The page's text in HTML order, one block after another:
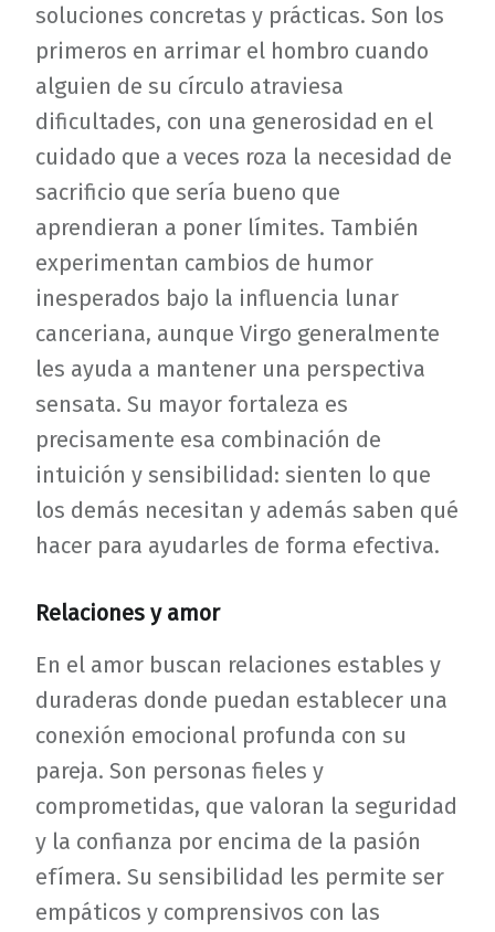
soluciones concretas y prácticas. Son los
primeros en arrimar el hombro cuando
alguien de su círculo atraviesa
dificultades, con una generosidad en el
cuidado que a veces roza la necesidad de
sacrificio que sería bueno que
aprendieran a poner límites. También
experimentan cambios de humor
inesperados bajo la influencia lunar
canceriana, aunque Virgo generalmente
les ayuda a mantener una perspectiva
sensata. Su mayor fortaleza es
precisamente esa combinación de
intuición y sensibilidad: sienten lo que
los demás necesitan y además saben qué
hacer para ayudarles de forma efectiva.
Relaciones y amor
En el amor buscan relaciones estables y
duraderas donde puedan establecer una
conexión emocional profunda con su
pareja. Son personas fieles y
comprometidas, que valoran la seguridad
y la confianza por encima de la pasión
efímera. Su sensibilidad les permite ser
empáticos y comprensivos con las